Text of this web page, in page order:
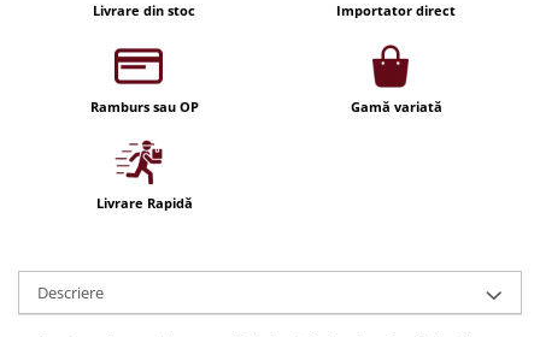
Livrare din stoc Importator direct
Ramburs sau OP Gamă variată
Livrare Rapidă
Descriere